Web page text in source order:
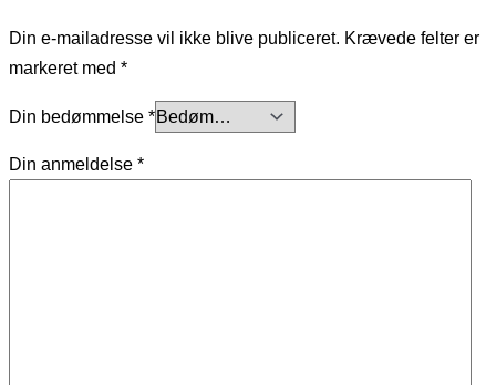
Din e-mailadresse vil ikke blive publiceret. Krævede felter er
markeret med *
Din bedømmelse *
Din anmeldelse *